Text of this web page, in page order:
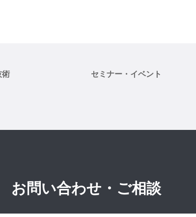
術 セミナー・イベント
お問い合わせ・ご相談